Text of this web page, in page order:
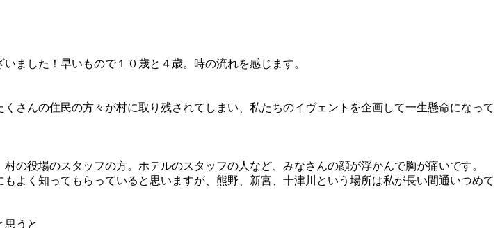
ました！早いもので１０歳と４歳。時の流れを感じます。
さんの住民の方々が村に取り残されてしまい、私たちのイヴェントを企画して一生懸命になって
の役場のスタッフの方。ホテルのスタッフの人など、みなさんの顔が浮かんで胸が痛いです。
よく知ってもらっていると思いますが、熊野、新宮、十津川という場所は私が長い間通いつめて
思うと